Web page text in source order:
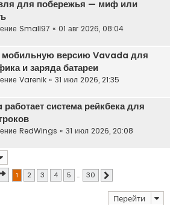
для побережья — миф или
Small97 « 01 авг 2026, 08:04
мобильную версию Vavada для
и заряда батареи
Varenik « 31 июл 2026, 21:35
система рейкбека для
RedWings « 31 июл 2026, 20:08
Страница 1из 30
1 2 3 4 5 … 30
Перейти